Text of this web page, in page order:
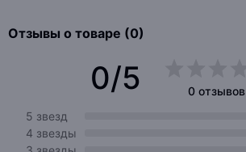
Отзывы о товаре (0)
0/5
0 отзывов
5 звезд
4 звезды